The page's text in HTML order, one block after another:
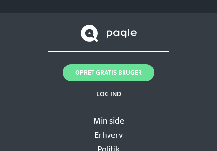
Min side
Erhverv
LOG IND
OPRET GRATIS BRUGER